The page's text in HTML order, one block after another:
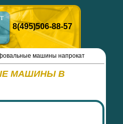
8(495)506-88-57
машины напрокат
МАШИНЫ В